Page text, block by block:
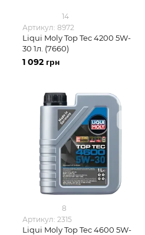
14
Артикул: 8972
Liqui Moly Top Tec 4200 5W-
30 1л. (7660)
1 092 грн
8
Артикул: 2315
Liqui Moly Top Tec 4600 5W-